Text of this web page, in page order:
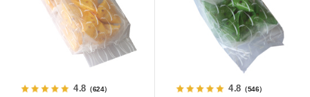
4.8（624） 4.8 （546）